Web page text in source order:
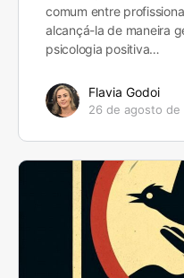
comum entre
alcançá-la de maneira
psicologia positiva…
Flavia Godoi
26 de agosto de